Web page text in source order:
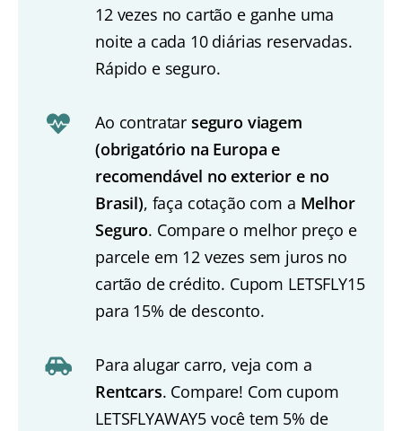
12 vezes no cartão e ganhe uma
noite a cada 10 diárias reservadas.
Rápido e seguro.
Ao contratar seguro viagem
(obrigatório na Europa e
recomendável no exterior e no
Brasil), faça cotação com a Melhor
Seguro. Compare o melhor preço e
parcele em 12 vezes sem juros no
cartão de crédito. Cupom LETSFLY15
para 15% de desconto.
Para alugar carro, veja com a
Rentcars. Compare! Com cupom
LETSFLYAWAY5 você tem 5% de